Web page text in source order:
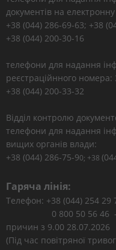
документів на
+38 (044) 286-69-63; +38
+38 (044) 200-30-16
телефони для надання
реєстраційнного номера:
+38 (044) 200-33-32
Відділ контролю
телефони для надання
вищих органів влади:
+38 (044) 286-75-90; +38
Гаряча лінія:
Телефон: +38 (044) 254 29
0 800 50 56 46 –
причин з 9.00 28.07.2026
(Під час повітряної